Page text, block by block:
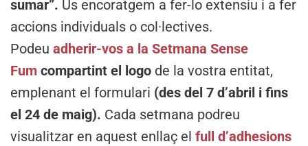
sumar”. Us encoratgem a fer-lo extensiu i a fer
accions individuals o col·lectives.
Podeu adherir-vos a la Setmana Sense
Fum compartint el logo de la vostra entitat,
emplenant el formulari (des del 7 d’abril i fins
el 24 de maig). Cada setmana podreu
visualitzar en aquest enllaç el full d’adhesions